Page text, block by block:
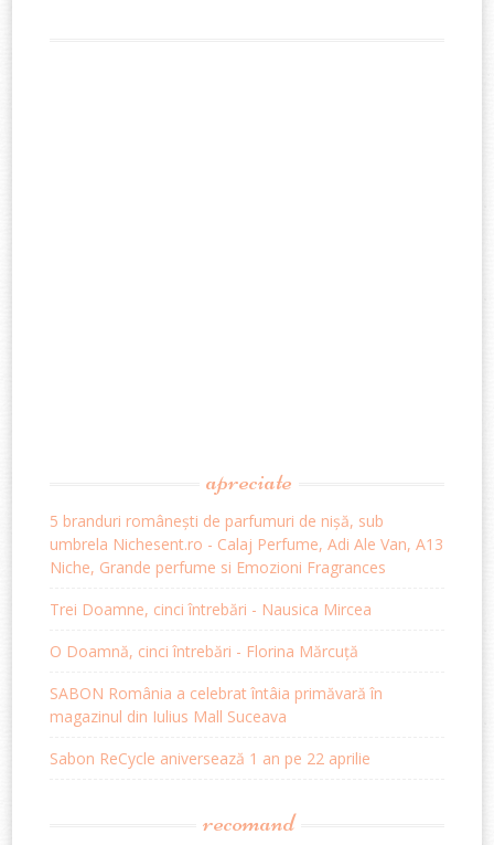
apreciate
5 branduri românești de parfumuri de nișă, sub
umbrela Nichesent.ro - Calaj Perfume, Adi Ale Van, A13
Niche, Grande perfume si Emozioni Fragrances
Trei Doamne, cinci întrebări - Nausica Mircea
O Doamnă, cinci întrebări - Florina Mărcuță
SABON România a celebrat întâia primăvară în
magazinul din Iulius Mall Suceava
Sabon ReCycle aniversează 1 an pe 22 aprilie
recomand